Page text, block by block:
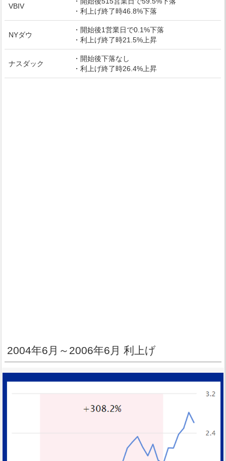
VBIV
・利上げ終了時46.8%下落
NYダウ
・開始後1営業日で0.1%下落
・利上げ終了時21.5%上昇
ナスダック
・開始後下落なし
・利上げ終了時26.4%上昇
2004年6月～2006年6月 利上げ